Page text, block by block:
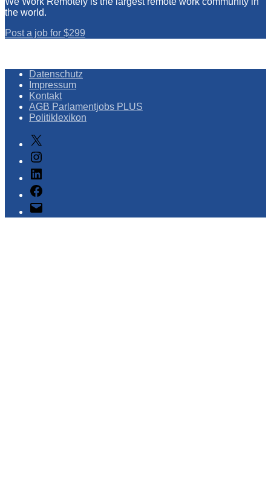
the world.
Post a job for $299
Datenschutz
Impressum
Kontakt
AGB Parlamentjobs PLUS
Politiklexikon
X
Instagram
LinkedIn
Facebook
E-
Mail